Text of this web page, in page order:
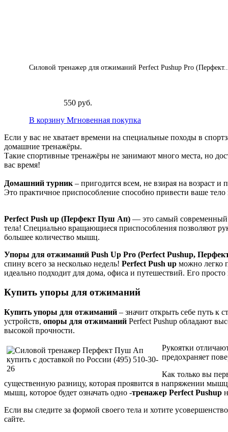
Силовой тренажер для отжиманий Perfect Pushup Pro
550 руб.
В корзину Мгновенная покупка
Если у вас не хватает времени на специальные походы в
домашние тренажёры.
Такие спортивные тренажёры не занимают много места, но
вас время!
Домашний турник – пригодится всем, не взирая на возраст
Это практичное приспособление способно привести ваше
Perfect Push up (Перфект Пуш Ап) — это самый современный
тела! Специально вращающиеся приспособления позволяют
большее количество мышц.
Упоры для отжиманий Push Up Pro (Perfect Pushup,
спину всего за несколько недель! Perfect Push up можно легко
идеально подходит для дома, офиса и путешествий. Его
Купить упоры для отжиманий
Купить упоры для отжиманий – значит открыть себе путь к
устройств, опоры для отжиманий Perfect Pushup обладают
высокой прочности.
Рукоятки
предохраняет
Как только вы
существенную разницу, которая проявится в напряжении
мышц, которое будет означать одно -тренажер Perfect Pushup
Если вы следите за формой своего тела и хотите
сайте.